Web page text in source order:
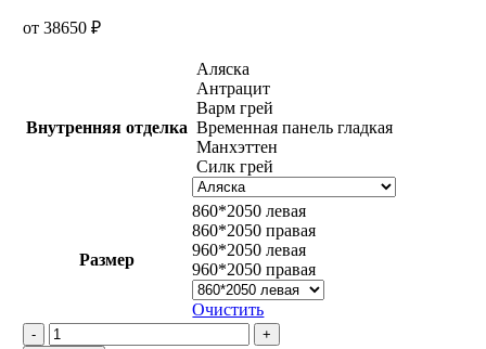
от38650₽
Внутренняя отделка
Аляска
Антрацит
Варм грей
Временная панель гладкая
Манхэттен
Силк грей
Размер
860*2050 левая
860*2050 правая
960*2050 левая
960*2050 правая
Очистить
Количество